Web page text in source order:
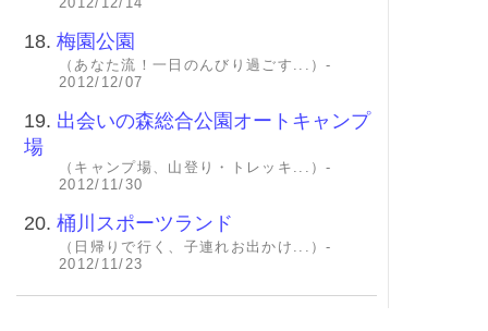
18. 梅園公園
（あなた流！一日のんびり過ごす...）-
2012/12/07
19. 出会いの森総合公園オートキャンプ
場
（キャンプ場、山登り・トレッキ...）-
2012/11/30
20. 桶川スポーツランド
（日帰りで行く、子連れお出かけ...）-
2012/11/23